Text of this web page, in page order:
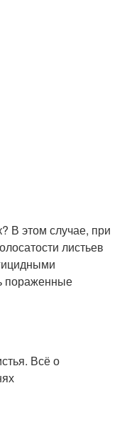
В этом случае, при
листьев
пораженные